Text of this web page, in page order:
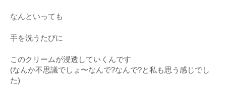
なんといっても
手を洗うたびに
このクリームが浸透していくんです
(なんか不思議でしょ〜なんで?なんで?と私も思う感じでし
た)